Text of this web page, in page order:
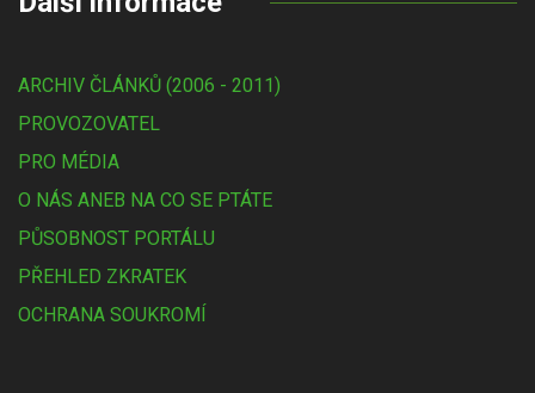
ARCHIV ČLÁNKŮ (2006 - 2011)
PROVOZOVATEL
PRO MÉDIA
O NÁS ANEB NA CO SE PTÁTE
PŮSOBNOST PORTÁLU
PŘEHLED ZKRATEK
OCHRANA SOUKROMÍ